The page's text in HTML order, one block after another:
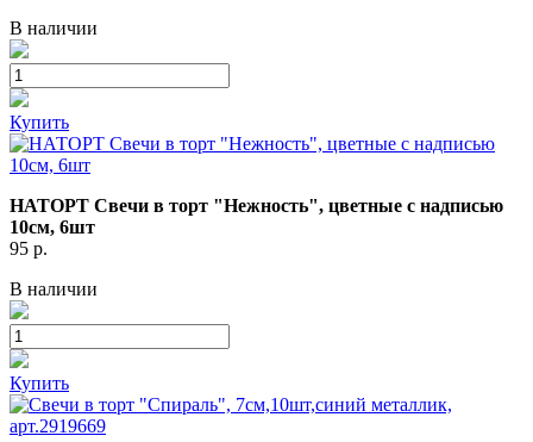
В наличии
Купить
НАТОРТ Свечи в торт "Нежность", цветные с надписью
10см, 6шт
95 р.
В наличии
Купить